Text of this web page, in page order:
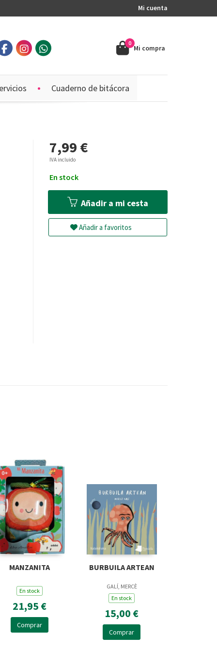
Mi cuenta
Mi compra
0
Cuaderno de bitácora
7,99 €
IVA incluido
En stock
Añadir a mi cesta
Añadir a favoritos
MANZANITA
En stock
21,95 €
Comprar
BURBUILA ARTEAN
GALÍ, MERCÈ
En stock
15,00 €
Comprar